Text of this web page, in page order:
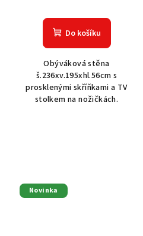
Do košíku
Obýváková stěna
š.236xv.195xhl.56cm s
prosklenými skříňkami a TV
stolkem na nožičkách.
Novinka